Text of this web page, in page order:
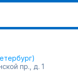
пр., д. 1